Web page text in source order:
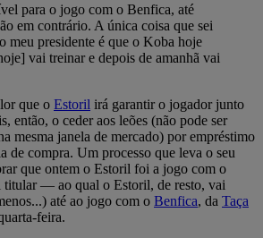
para o jogo com o Benfica, até
em contrário. A única coisa que sei
meu presidente é que o Koba hoje
vai treinar e depois de amanhã vai
que o Estoril irá garantir o jogador junto
então, o ceder aos leões (não pode ser
mesma janela de mercado) por empréstimo
de compra. Um processo que leva o seu
que ontem o Estoril foi a jogo com o
— ao qual o Estoril, de resto, vai
até ao jogo com o Benfica, da Taça
feira.